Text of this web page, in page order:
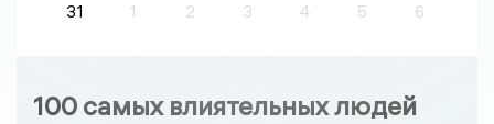
31
1 2 3 4 5 6
100 самых влиятельных людей